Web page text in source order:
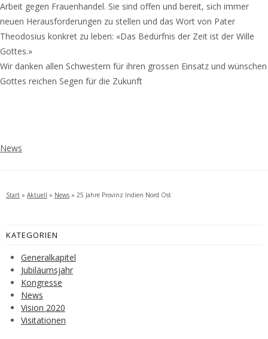
Arbeit gegen Frauenhandel. Sie sind offen und bereit, sich immer
neuen Herausforderungen zu stellen und das Wort von Pater
Theodosius konkret zu leben: «Das Bedürfnis der Zeit ist der Wille
Gottes.»
Wir danken allen Schwestern für ihren grossen Einsatz und wünschen
Gottes reichen Segen für die Zukunft
News
Start » Aktuell » News » 25 Jahre Provinz Indien Nord Ost
KATEGORIEN
Generalkapitel
Jubiläumsjahr
Kongresse
News
Vision 2020
Visitationen